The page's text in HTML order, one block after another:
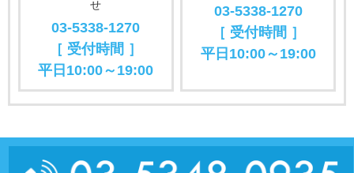
せ
03-5338-1270
［ 受付時間 ］
平日10:00～19:00
03-5338-1270
［ 受付時間 ］
平日10:00～19:00